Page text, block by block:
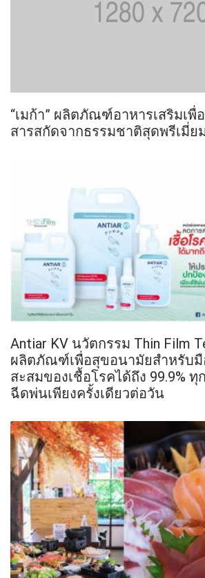
“เมก้า” ผลิตภัณฑ์อาหารเสริมเพื่
สารสกัดจากธรรมชาติสุดพรีเมี่ย
Antiar KV นวัตกรรม Thin Film
ผลิตภัณฑ์เพื่อสุขอนามัยสำหรับมื
สะสมของเชื้อโรคได้ถึง 99.9%
ฉีดพ่นเพียงครั้งเดียวต่อวัน